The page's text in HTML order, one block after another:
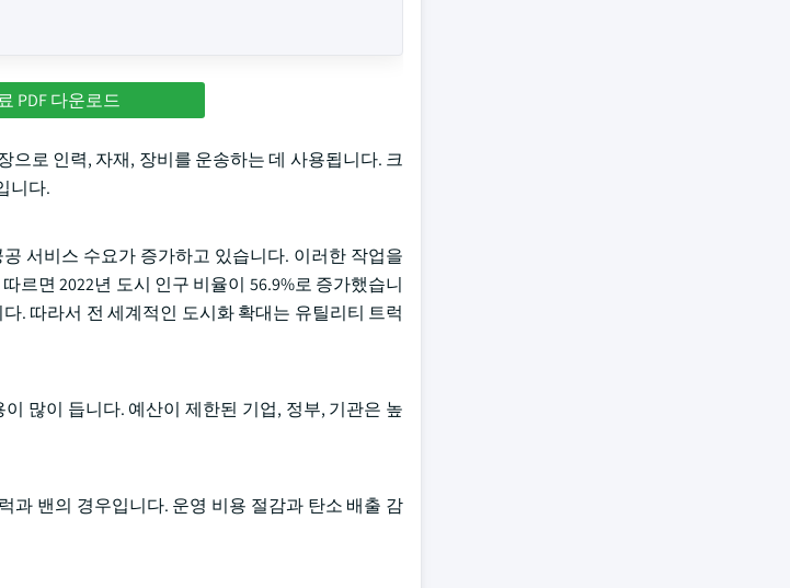
PDF 다운로드
로 인력, 자재, 장비를 운송하는 데 사용됩니다. 크
니다.
서비스 수요가 증가하고 있습니다. 이러한 작업을
르면 2022년 도시 인구 비율이 56.9%로 증가했습니
. 따라서 전 세계적인 도시화 확대는 유틸리티 트럭
많이 듭니다. 예산이 제한된 기업, 정부, 기관은 높
과 밴의 경우입니다. 운영 비용 절감과 탄소 배출 감